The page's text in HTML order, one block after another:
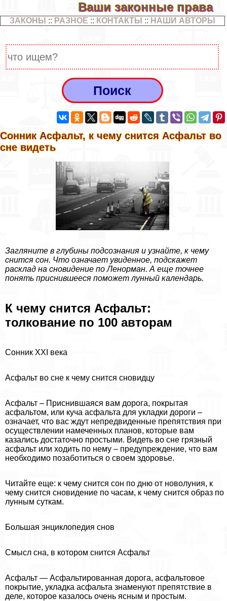
Ваши законные права
ЗАКОНЫ :: РАЗНОЕ :: КОНТАКТЫ :: НАШИ АВТОРЫ
Сонник Асфальт, к чему снится Асфальт во
сне видеть
Загляните в глубины подсознания и узнайте, к чему
снится сон. Что означает увиденное, подскажет
расклад на сновидение по Ленорман. А еще точнее
понять приснившееся поможет лунный календарь.
К чему снится Асфальт:
толкование по 100 авторам
Сонник XXI века
Асфальт во сне к чему снится сновидцу
Асфальт – Приснившаяся вам дорога, покрытая
асфальтом, или куча асфальта для укладки дороги –
означает, что вас ждут непредвиденные препятствия при
осуществлении намеченных планов, которые вам
казались достаточно простыми. Видеть во сне грязный
асфальт или ходить по нему – предупреждение, что вам
необходимо позаботиться о своем здоровье.
Читайте еще: к чему снится сон по дню от новолуния, к
чему снится сновидение по часам, к чему снится образ по
лунным суткам.
Большая энциклопедия снов
Смысл сна, в котором снится Асфальт
Асфальт — Асфальтированная дорога, асфальтовое
покрытие, укладка асфальта знаменуют препятствие в
деле, которое казалось очень ясным и простым.